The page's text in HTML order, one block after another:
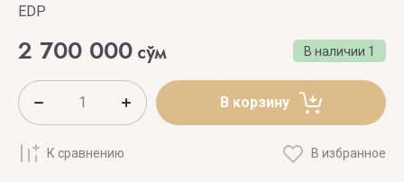
EDP
В наличии 1
2 700 000 сўм
В корзину
К сравнению В избранное